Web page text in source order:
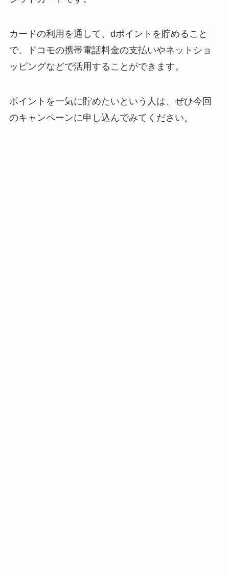
カードの利用を通して、dポイントを貯めること
で、ドコモの携帯電話料金の支払いやネットショ
ッピングなどで活用することができます。
ポイントを一気に貯めたいという人は、ぜひ今回
のキャンペーンに申し込んでみてください。